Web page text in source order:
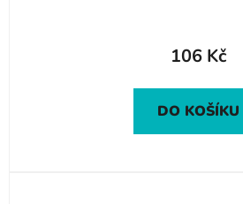
106 Kč
DO KOŠÍKU